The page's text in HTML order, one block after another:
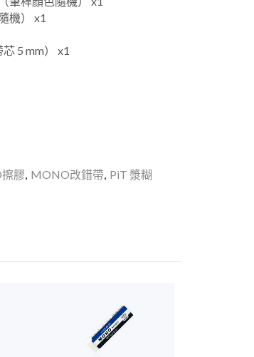
機） x1
5 mm） x1
膠 MONO改錯帶 PiT 漿糊